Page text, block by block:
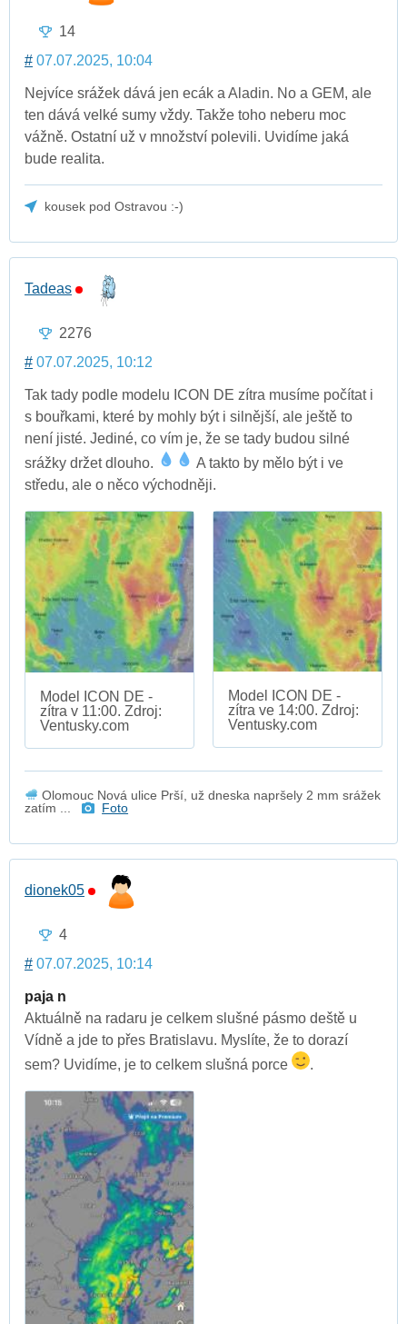
14
# 07.07.2025, 10:04
Nejvíce srážek dává jen ecák a Aladin. No a GEM, ale
ten dává velké sumy vždy. Takže toho neberu moc
vážně. Ostatní už v množství polevili. Uvidíme jaká
bude realita.
kousek pod Ostravou :-)
Tadeas
2276
# 07.07.2025, 10:12
Tak tady podle modelu ICON DE zítra musíme počítat i
s bouřkami, které by mohly být i silnější, ale ještě to
není jisté. Jediné, co vím je, že se tady budou silné
srážky držet dlouho.
A takto by mělo být i ve
středu, ale o něco východněji.
Model ICON DE -
zítra v 11:00. Zdroj:
Ventusky.com
Model ICON DE -
zítra ve 14:00. Zdroj:
Ventusky.com
Olomouc Nová ulice Prší, už dneska napršely 2 mm srážek
zatím ...
Foto
dionek05
4
# 07.07.2025, 10:14
paja n
Aktuálně na radaru je celkem slušné pásmo deště u
Vídně a jde to přes Bratislavu. Myslíte, že to dorazí
sem? Uvidíme, je to celkem slušná porce
.